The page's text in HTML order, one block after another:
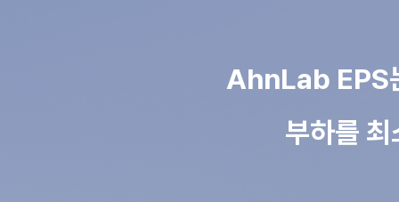
AhnLab EPS
부하를